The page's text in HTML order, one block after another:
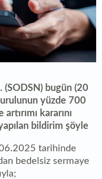
(SODSN) bugün (20
yüzde 700
kararını
bildirim şöyle
tarihinde
bedelsiz sermaye